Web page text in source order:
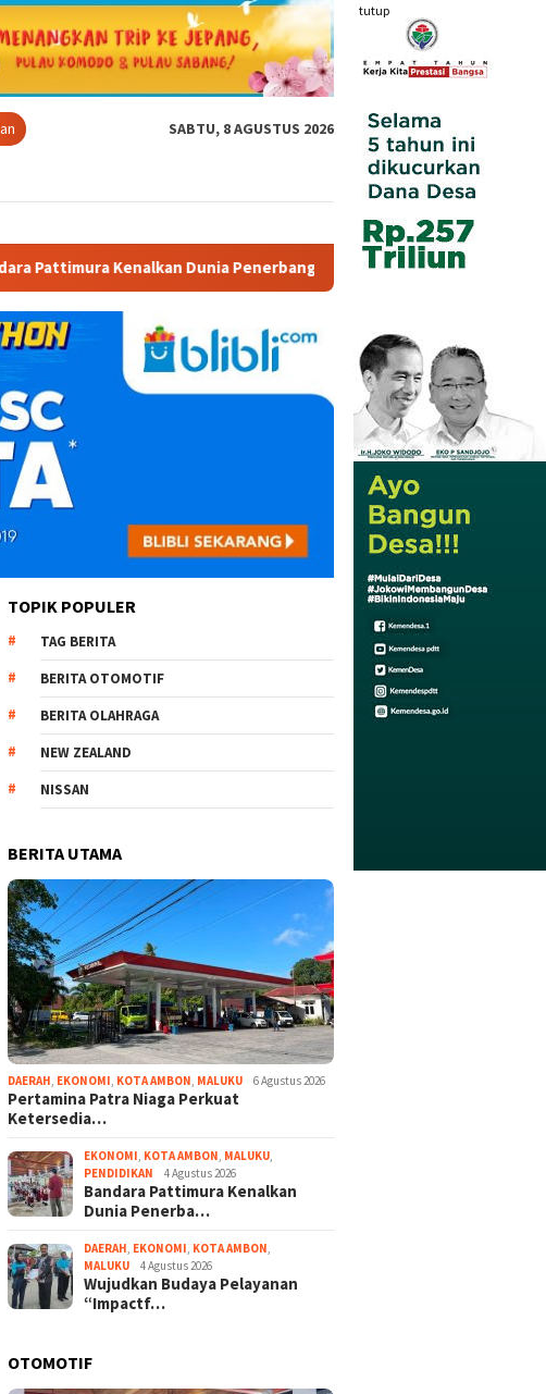
tutup
SABTU, 8 AGUSTUS 2026
Dunia Penerbangan kepada Siswa SD Inpres 59 Tawiri Lewat
TOPIK POPULER
TAG BERITA
BERITA OTOMOTIF
BERITA OLAHRAGA
NEW ZEALAND
NISSAN
BERITA UTAMA
DAERAH, EKONOMI, KOTA AMBON, MALUKU 6 Agustus 2026
Pertamina Patra Niaga Perkuat
Ketersedia…
EKONOMI, KOTA AMBON, MALUKU,
PENDIDIKAN
4 Agustus 2026
Bandara Pattimura Kenalkan
Dunia Penerba…
DAERAH, EKONOMI, KOTA AMBON,
MALUKU
4 Agustus 2026
Wujudkan Budaya Pelayanan
“Impactf…
OTOMOTIF